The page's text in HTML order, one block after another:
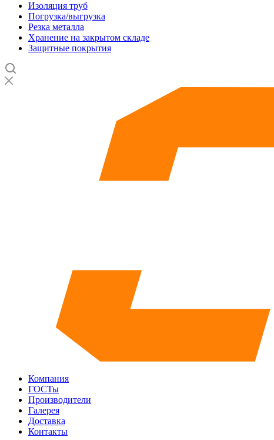
Изоляция труб
Погрузка/выгрузка
Резка металла
Хранение на закрытом складе
Защитные покрытия
Компания
ГОСТы
Производители
Галерея
Доставка
Контакты